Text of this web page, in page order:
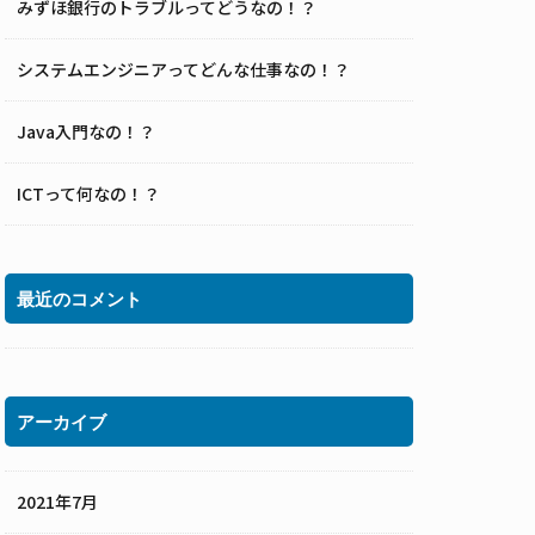
みずほ銀行のトラブルってどうなの！？
システムエンジニアってどんな仕事なの！？
Java入門なの！？
ICTって何なの！？
最近のコメント
アーカイブ
2021年7月